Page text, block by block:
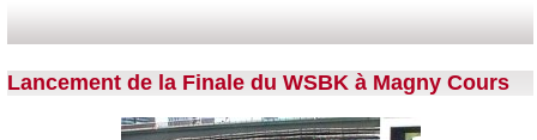
Lancement de la Finale du WSBK à Magny Cours